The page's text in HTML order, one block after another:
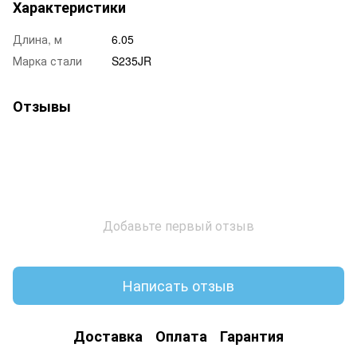
Характеристики
Длина, м
6.05
Марка стали
S235JR
Отзывы
Добавьте первый отзыв
Написать отзыв
Доставка Оплата Гарантия